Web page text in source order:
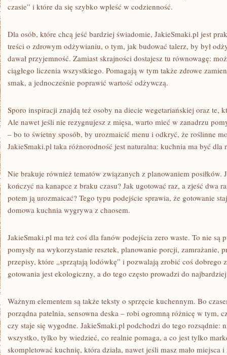
czasie” i które da się szybko wpleść w codzienność.
Dla osób, które chcą jeść bardziej świadomie, JakieSmaki.pl jest
treści o zdrowym odżywianiu, o tym, jak budować talerz, by był
dawał przyjemność. Zamiast skrajności dostajesz tu równowagę:
ciągłego liczenia wszystkiego. Pomagają w tym także zdrowe
smak, a jednocześnie poprawić wartość odżywczą.
Sporo inspiracji znajdą też osoby na diecie wegetariańskiej oraz te,
Ale nawet jeśli nie rezygnujesz z mięsa, warto mieć w zanadrzu
– bo to świetny sposób, by urozmaicić menu i odkryć, że roślinne
JakieSmaki.pl taka różnorodność jest naturalna: kuchnia ma być dla
Nie brakuje również tematów związanych z planowaniem posiłków.
kończyć na kanapce z braku czasu? Jak ugotować raz, a zjeść dwa
potem ją urozmaicać? Tego typu podejście sprawia, że gotowanie
domowa kuchnia wygrywa z chaosem.
JakieSmaki.pl ma też coś dla fanów podejścia zero waste. To nie są
pomysły na wykorzystanie resztek, planowanie porcji, zamrażanie,
przepisy, które „sprzątają lodówkę” i pozwalają zrobić coś dobrego
gotowania jest ekologiczny, a do tego często prowadzi do
Ważnym elementem są także teksty o sprzęcie kuchennym. Bo
porządna patelnia, sensowna deska – robi ogromną różnicę w tym,
czy staje się wygodne. JakieSmaki.pl podchodzi do tego rozsądnie:
wszystko, tylko by wiedzieć, co realnie pomaga, a co jest tylko
skompletować kuchnię, która działa, nawet jeśli masz mało miejsca i